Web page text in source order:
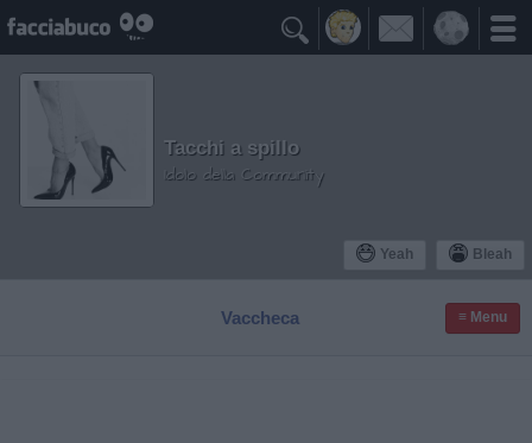

Yeah Bleah
Tacchi a spillo
Idolo della Community
Vaccheca ≡ Menu